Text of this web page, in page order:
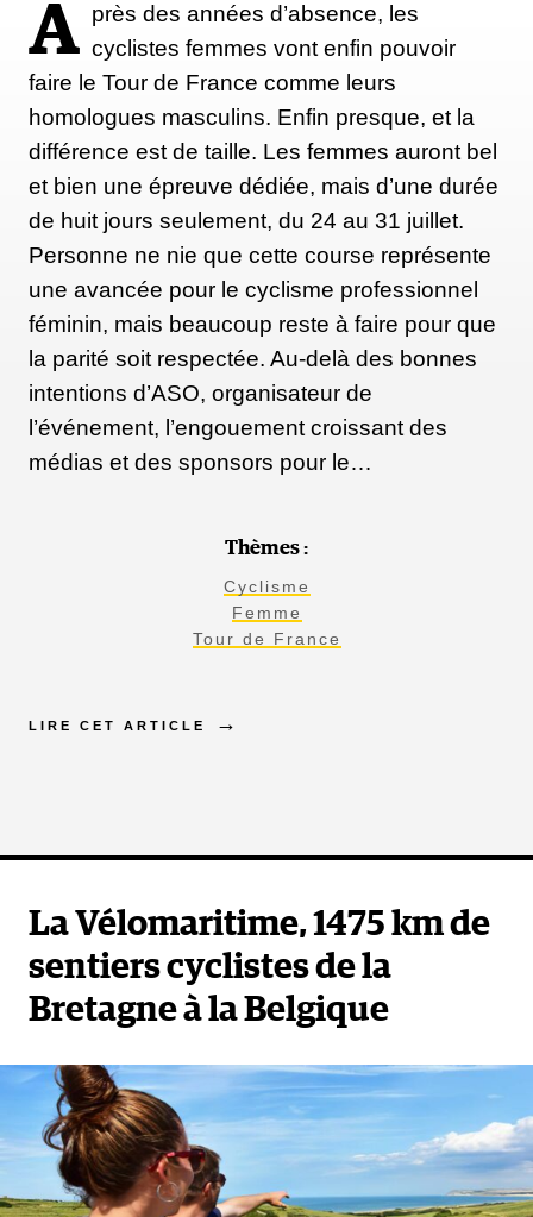
A près des années d’absence, les
cyclistes femmes vont enfin pouvoir
faire le Tour de France comme leurs
homologues masculins. Enfin presque, et la
différence est de taille. Les femmes auront bel
et bien une épreuve dédiée, mais d’une durée
de huit jours seulement, du 24 au 31 juillet.
Personne ne nie que cette course représente
une avancée pour le cyclisme professionnel
féminin, mais beaucoup reste à faire pour que
la parité soit respectée. Au-delà des bonnes
intentions d’ASO, organisateur de
l’événement, l’engouement croissant des
médias et des sponsors pour le…
Thèmes :
Cyclisme
Femme
Tour de France
LIRE CET ARTICLE
La Vélomaritime, 1475 km de
sentiers cyclistes de la
Bretagne à la Belgique